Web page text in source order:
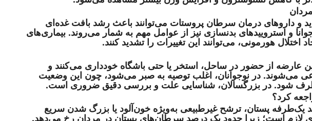
و داروهای درمان سرطان پروستات می‌توانند باعث رشد بافت غده‌ای
و استروییدهای بدنسازی نیز از عوامل مهم به شمار می‌روند. بیماری‌های
اختلال هورمونی، می‌توانند این تغییرات را تشدید کنند.
عارضه از حضور در ساحل، استخر یا حتی باشگاه خودداری می‌کنند و
می‌شوند. در نوجوانان، اغلب توصیه به صبر می‌شود، چون این وضعیت
شود. در بزرگسالان، شناسایی علت و بررسی دقیق ضروری است.
کرد؟
یک‌طرفه پستان، ترشح غیرطبیعی به‌ویژه خون‌آلود یا بزرگ شدن سریع
لازم است؛ زیرا حدود یک درصد سرطان‌های پستان در مردان رخ می‌دهد.